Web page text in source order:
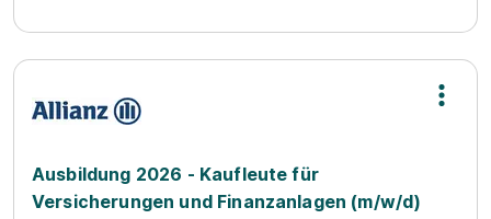
Ausbildung 2026 - Kaufleute für
Versicherungen und Finanzanlagen (m/w/d)